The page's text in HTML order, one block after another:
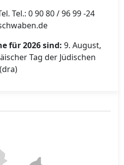
Tel.: 0 90 80 / 96 99 -24
für 2026 sind: 9. August,
Tag der Jüdischen